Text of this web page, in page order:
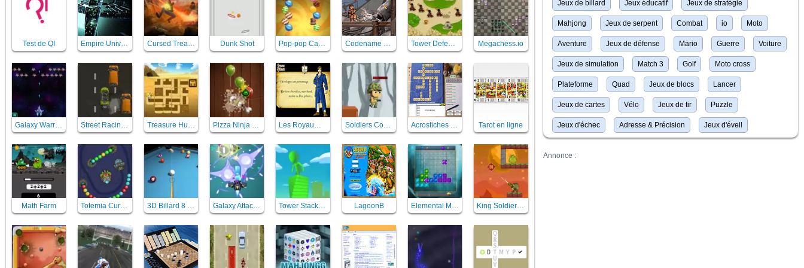
Test de QI Empire Universe 2 Cursed Treasure Dunk Shot Pop-pop Candies Codename Gordon Tower Defense Megachess.io
Soldiers Combat Tarot en ligne
Math Farm Totemia Cursed Marbles 3D Billard 8 ball pool Galaxy Attack Virus Shooter Tower Stack Slip LagoonB Elemental Magic Puzzle King Soldiers 2
Jeux de billard Jeux éducatif Jeux de stratégie
Mahjong Jeux de serpent Combat io Moto
Aventure Jeux de défense Mario Guerre Voiture
Jeux de simulation Match 3 Golf Moto cross
Plateforme Quad Jeux de blocs Lancer
Jeux de cartes Vélo Jeux de tir Puzzle
Jeux d'échec Adresse & Précision Jeux d'éveil